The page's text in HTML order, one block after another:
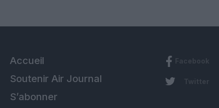
Accueil
Soutenir Air Journal
S’abonner